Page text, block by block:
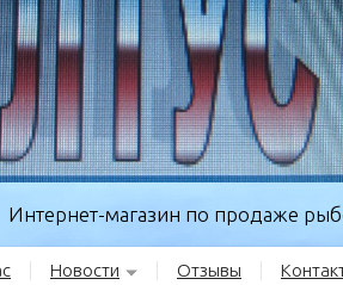
Интернет-магазин по продаже
Новости Отзывы